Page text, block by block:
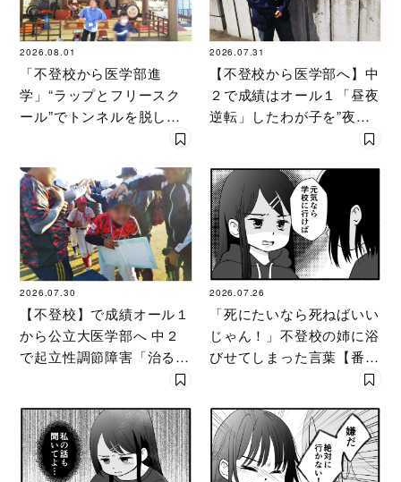
2026.08.01
「不登校から医学部進
学」“ラップとフリースク
ール”でトンネルを脱して
高校受験へ〔元野球少年の
2026.07.31
【不登校から医学部へ】中
２で成績はオール１「昼夜
逆転」したわが子を”夜遊
び”に連れ出した母の気づ
2026.07.30
【不登校】で成績オール１
から公立大医学部へ 中２
で起立性調節障害「治るま
で３年」の診断 そのとき
2026.07.26
「死にたいなら死ねばいい
じゃん！」不登校の姉に浴
びせてしまった言葉【番外